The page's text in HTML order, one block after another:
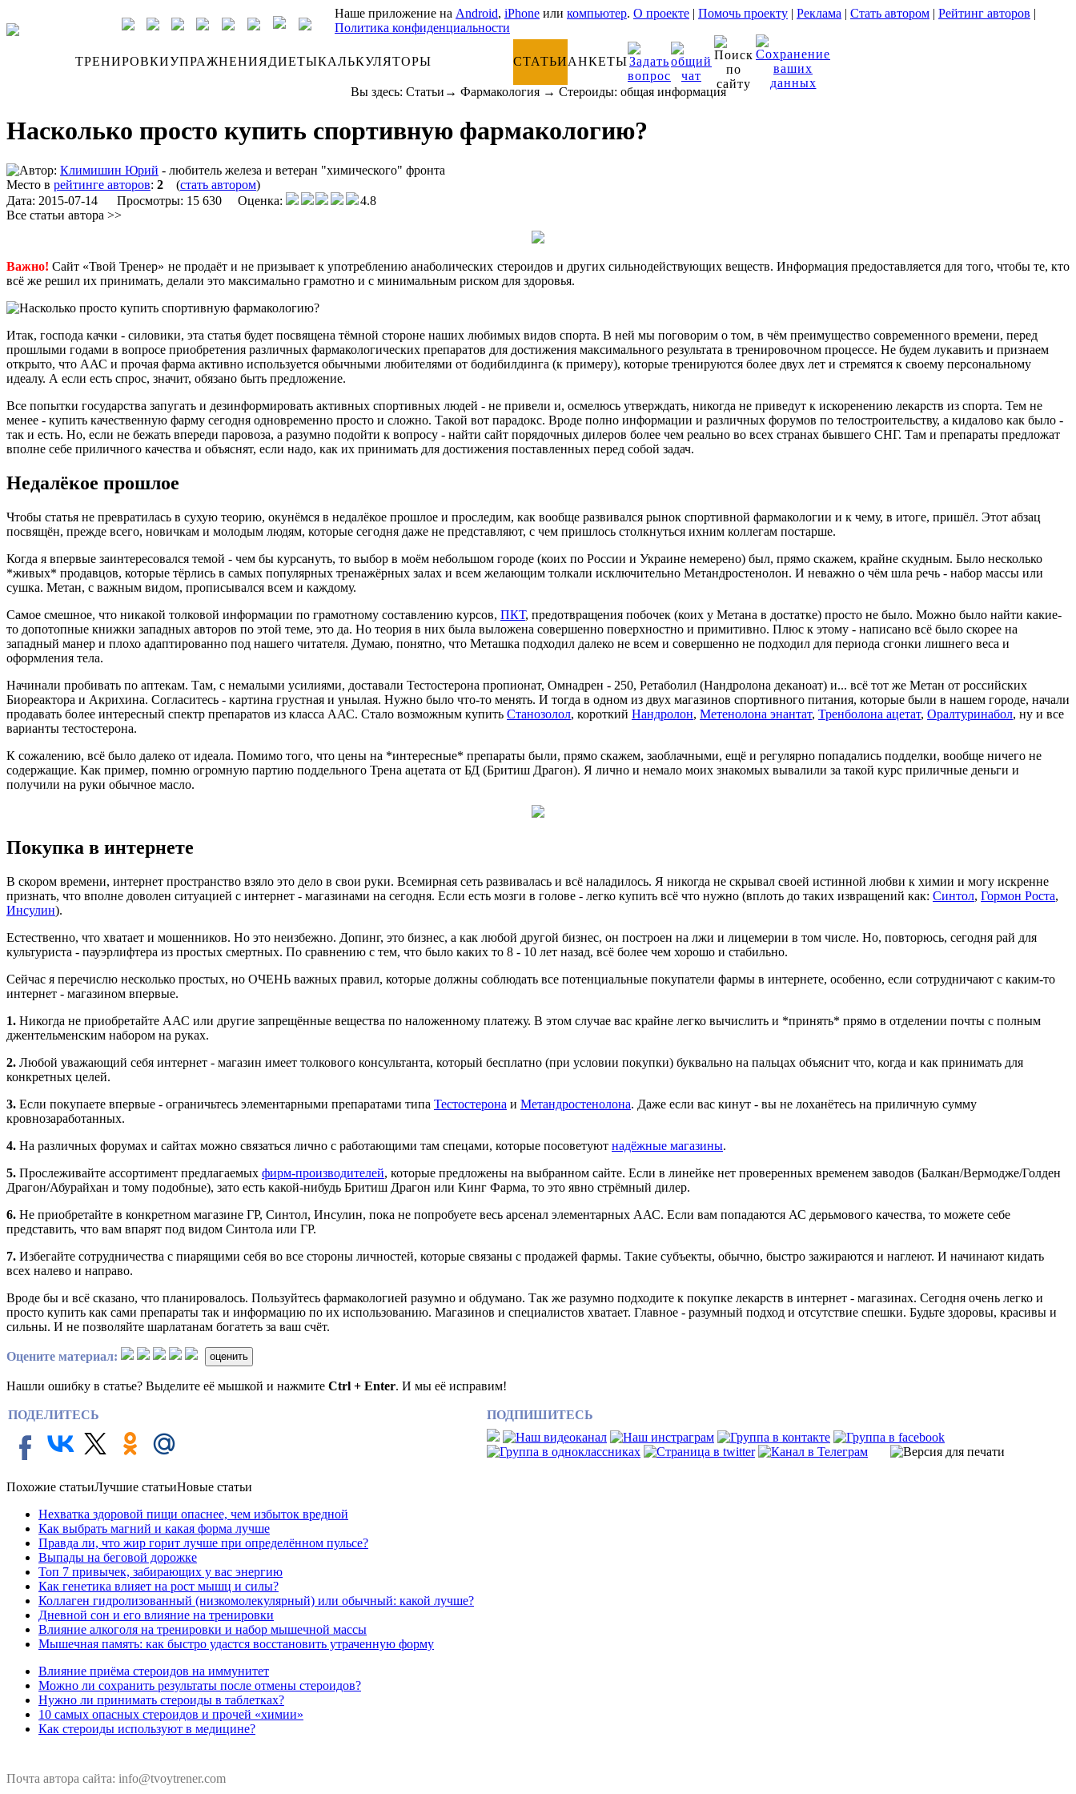
Наше приложение на Android, iPhone или компьютер. О проекте | Помочь проекту | Реклама | Стать автором | Рейтинг авторов |
Политика конфиденциальности
ТРЕНИРОВКИУПРАЖНЕНИЯДИЕТЫКАЛЬКУЛЯТОРЫ СТАТЬИАНКЕТЫ
Вы здесь: Статьи → Фармакология→ Стероиды: общая информация
Насколько просто купить спортивную фармакологию?
Автор: Климишин Юрий - любитель железа и ветеран "химического" фронта
Место в рейтинге авторов: 2 (стать автором)
Дата: 2015-07-14 Просмотры: 15 630 Оценка:
4.8
Все статьи автора >>
Важно! Сайт «Твой Тренер» не продаёт и не призывает к употреблению анаболических стероидов и других сильнодействующих веществ. Информация предоставляется для того, чтобы те, кто
всё же решил их принимать, делали это максимально грамотно и с минимальным риском для здоровья.
Итак, господа качки - силовики, эта статья будет посвящена тёмной стороне наших любимых видов спорта. В ней мы поговорим о том, в чём преимущество современного времени, перед
прошлыми годами в вопросе приобретения различных фармакологических препаратов для достижения максимального результата в тренировочном процессе. Не будем лукавить и признаем
открыто, что ААС и прочая фарма активно используется обычными любителями от бодибилдинга (к примеру), которые тренируются более двух лет и стремятся к своему персональному
идеалу. А если есть спрос, значит, обязано быть предложение.
Все попытки государства запугать и дезинформировать активных спортивных людей - не привели и, осмелюсь утверждать, никогда не приведут к искоренению лекарств из спорта. Тем не
менее - купить качественную фарму сегодня одновременно просто и сложно. Такой вот парадокс. Вроде полно информации и различных форумов по телостроительству, а кидалово как было -
так и есть. Но, если не бежать впереди паровоза, а разумно подойти к вопросу - найти сайт порядочных дилеров более чем реально во всех странах бывшего СНГ. Там и препараты предложат
вполне себе приличного качества и объяснят, если надо, как их принимать для достижения поставленных перед собой задач.
Недалёкое прошлое
Чтобы статья не превратилась в сухую теорию, окунёмся в недалёкое прошлое и проследим, как вообще развивался рынок спортивной фармакологии и к чему, в итоге, пришёл. Этот абзац
посвящён, прежде всего, новичкам и молодым людям, которые сегодня даже не представляют, с чем пришлось столкнуться ихним коллегам постарше.
Когда я впервые заинтересовался темой - чем бы курсануть, то выбор в моём небольшом городе (коих по России и Украине немерено) был, прямо скажем, крайне скудным. Было несколько
*живых* продавцов, которые тёрлись в самых популярных тренажёрных залах и всем желающим толкали исключительно Метандростенолон. И неважно о чём шла речь - набор массы или
сушка. Метан, с важным видом, прописывался всем и каждому.
Самое смешное, что никакой толковой информации по грамотному составлению курсов, ПКТ, предотвращения побочек (коих у Метана в достатке) просто не было. Можно было найти какие-
то допотопные книжки западных авторов по этой теме, это да. Но теория в них была выложена совершенно поверхностно и примитивно. Плюс к этому - написано всё было скорее на
западный манер и плохо адаптированно под нашего читателя. Думаю, понятно, что Меташка подходил далеко не всем и совершенно не подходил для периода сгонки лишнего веса и
оформления тела.
Начинали пробивать по аптекам. Там, с немалыми усилиями, доставали Тестостерона пропионат, Омнадрен - 250, Ретаболил (Нандролона деканоат) и... всё тот же Метан от российских
Биореактора и Акрихина. Согласитесь - картина грустная и унылая. Нужно было что-то менять. И тогда в одном из двух магазинов спортивного питания, которые были в нашем городе, начали
продавать более интересный спектр препаратов из класса ААС. Стало возможным купить Станозолол, короткий Нандролон, Метенолона энантат, Тренболона ацетат, Оралтуринабол, ну и все
варианты тестостерона.
К сожалению, всё было далеко от идеала. Помимо того, что цены на *интересные* препараты были, прямо скажем, заоблачными, ещё и регулярно попадались подделки, вообще ничего не
содержащие. Как пример, помню огромную партию поддельного Трена ацетата от БД (Бритиш Драгон). Я лично и немало моих знакомых вывалили за такой курс приличные деньги и
получили на руки обычное масло.
Покупка в интернете
В скором времени, интернет пространство взяло это дело в свои руки. Всемирная сеть развивалась и всё наладилось. Я никогда не скрывал своей истинной любви к химии и могу искренне
признать, что вполне доволен ситуацией с интернет - магазинами на сегодня. Если есть мозги в голове - легко купить всё что нужно (вплоть до таких извращений как: Синтол, Гормон Роста,
Инсулин).
Естественно, что хватает и мошенников. Но это неизбежно. Допинг, это бизнес, а как любой другой бизнес, он построен на лжи и лицемерии в том числе. Но, повторюсь, сегодня рай для
культуриста - пауэрлифтера из простых смертных. По сравнению с тем, что было каких то 8 - 10 лет назад, всё более чем хорошо и стабильно.
Сейчас я перечислю несколько простых, но ОЧЕНЬ важных правил, которые должны соблюдать все потенциальные покупатели фармы в интернете, особенно, если сотрудничают с каким-то
интернет - магазином впервые.
1. Никогда не приобретайте ААС или другие запрещённые вещества по наложенному платежу. В этом случае вас крайне легко вычислить и *принять* прямо в отделении почты с полным
джентельменским набором на руках.
2. Любой уважающий себя интернет - магазин имеет толкового консультанта, который бесплатно (при условии покупки) буквально на пальцах объяснит что, когда и как принимать для
конкретных целей.
3. Если покупаете впервые - ограничьтесь элементарными препаратами типа Тестостерона и Метандростенолона. Даже если вас кинут - вы не лоханётесь на приличную сумму
кровнозаработанных.
4. На различных форумах и сайтах можно связаться лично с работающими там спецами, которые посоветуют надёжные магазины.
5. Прослеживайте ассортимент предлагаемых фирм-производителей, которые предложены на выбранном сайте. Если в линейке нет проверенных временем заводов (Балкан/Вермодже/Голден
Драгон/Абурайхан и тому подобные), зато есть какой-нибудь Бритиш Драгон или Кинг Фарма, то это явно стрёмный дилер.
6. Не приобретайте в конкретном магазине ГР, Синтол, Инсулин, пока не попробуете весь арсенал элементарных ААС. Если вам попадаются АС дерьмового качества, то можете себе
представить, что вам впарят под видом Синтола или ГР.
7. Избегайте сотрудничества с пиарящими себя во все стороны личностей, которые связаны с продажей фармы. Такие субъекты, обычно, быстро зажираются и наглеют. И начинают кидать
всех налево и направо.
Вроде бы и всё сказано, что планировалось. Пользуйтесь фармакологией разумно и обдумано. Так же разумно подходите к покупке лекарств в интернет - магазинах. Сегодня очень легко и
просто купить как сами препараты так и информацию по их использованию. Магазинов и специалистов хватает. Главное - разумный подход и отсутствие спешки. Будьте здоровы, красивы и
сильны. И не позволяйте шарлатанам богатеть за ваш счёт.
Оцените материал: оценить
Нашли ошибку в статье? Выделите её мышкой и нажмите Ctrl + Enter. И мы её исправим!
ПОДЕЛИТЕСЬ ПОДПИШИТЕСЬ
Похожие статьиЛучшие статьиНовые статьи
Нехватка здоровой пищи опаснее, чем избыток вредной
Как выбрать магний и какая форма лучше
Правда ли, что жир горит лучше при определённом пульсе?
Выпады на беговой дорожке
Топ 7 привычек, забирающих у вас энергию
Как генетика влияет на рост мышц и силы?
Коллаген гидролизованный (низкомолекулярный) или обычный: какой лучше?
Дневной сон и его влияние на тренировки
Влияние алкоголя на тренировки и набор мышечной массы
Мышечная память: как быстро удастся восстановить утраченную форму
Влияние приёма стероидов на иммунитет
Можно ли сохранить результаты после отмены стероидов?
Нужно ли принимать стероиды в таблетках?
10 самых опасных стероидов и прочей «химии»
Как стероиды используют в медицине?
Почта автора сайта: info@tvoytrener.com